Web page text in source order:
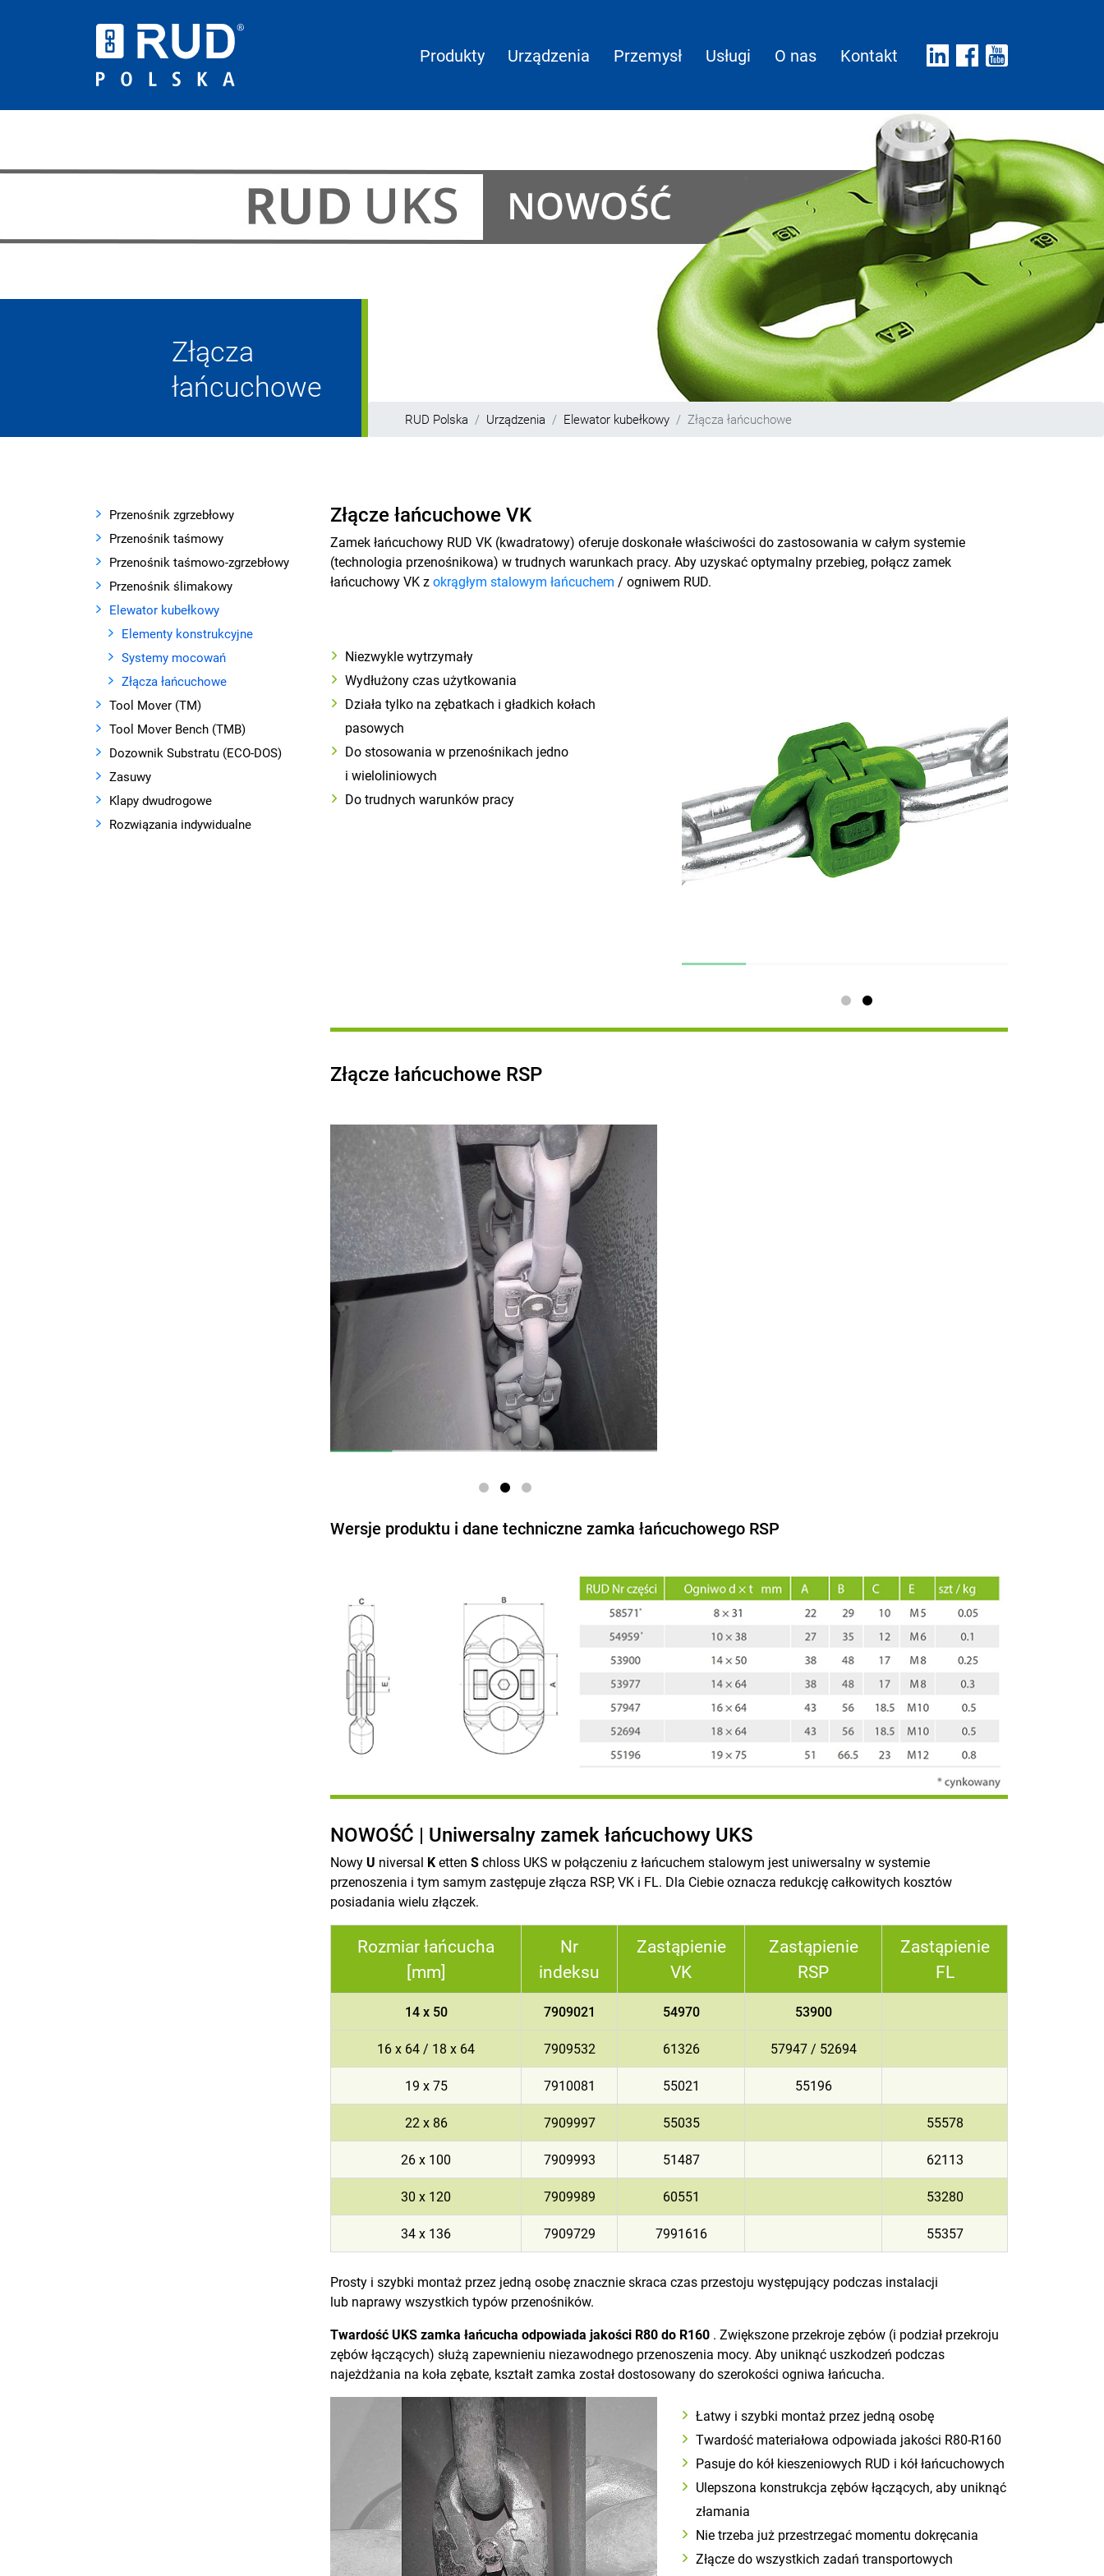
Produkty Urządzenia Przemysł Usługi O nas Kontakt
RUD Polska Urządzenia Elewator kubełkowy Złącza łańcuchowe
Złącza
łańcuchowe
Przenośnik zgrzebłowy
Przenośnik taśmowy
Przenośnik taśmowo-zgrzebłowy
Przenośnik ślimakowy
Elewator kubełkowy
Elementy konstrukcyjne
Systemy mocowań
Złącza łańcuchowe
Tool Mover (TM)
Tool Mover Bench (TMB)
Dozownik Substratu (ECO-DOS)
Zasuwy
Klapy dwudrogowe
Rozwiązania indywidualne
Złącze łańcuchowe VK
Zamek łańcuchowy RUD VK (kwadratowy) oferuje doskonałe właściwości do zastosowania w całym systemie
(technologia przenośnikowa) w trudnych warunkach pracy. Aby uzyskać optymalny przebieg, połącz zamek
łańcuchowy VK zokrągłym stalowym łańcuchem / ogniwem RUD.
Niezwykle wytrzymały
Wydłużony czas użytkowania
Działa tylko na zębatkach i gładkich kołach
pasowych
Do stosowania w przenośnikach jedno
i wieloliniowych
Do trudnych warunków pracy
Złącze łańcuchowe RSP
Wersje produktu i dane techniczne zamka łańcuchowego RSP
NOWOŚĆ | Uniwersalny zamek łańcuchowy UKS
NowyU niversal Ketten Schloss UKS w połączeniu z łańcuchem stalowym jest uniwersalny w systemie
przenoszenia i tym samym zastępuje złącza RSP, VK i FL. Dla Ciebie oznacza redukcję całkowitych kosztów
posiadania wielu złączek.
Rozmiar łańcucha
[mm]
Nr
indeksu
Zastąpienie
VK
Zastąpienie
RSP
Zastąpienie
FL
14 x 50 7909021 54970 53900
16 x 64 / 18 x 64 7909532 61326 57947 / 52694
19 x 75 7910081 55021 55196
22 x 86 7909997 55035 55578
26 x 100 7909993 51487 62113
30 x 120 7909989 60551 53280
34 x 136 7909729 7991616 55357
Prosty i szybki montaż przez jedną osobę znacznie skraca czas przestoju występujący podczas instalacji
lub naprawy wszystkich typów przenośników.
Twardość UKS zamka łańcucha odpowiada jakości R80 do R160 . Zwiększone przekroje zębów (i podział przekroju
zębów łączących) służą zapewnieniu niezawodnego przenoszenia mocy. Aby uniknąć uszkodzeń podczas
najeżdżania na koła zębate, kształt zamka został dostosowany do szerokości ogniwa łańcucha.
Łatwy i szybki montaż przez jedną osobę
Twardość materiałowa odpowiada jakości R80-R160
Pasuje do kół kieszeniowych RUD i kół łańcuchowych
Ulepszona konstrukcja zębów łączących, aby uniknąć
złamania
Nie trzeba już przestrzegać momentu dokręcania
Złącze do wszystkich zadań transportowych